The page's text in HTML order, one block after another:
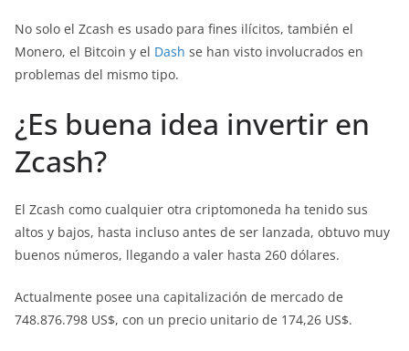
No solo el Zcash es usado para fines ilícitos, también el
Monero, el Bitcoin y el Dash se han visto involucrados en
problemas del mismo tipo.
¿Es buena idea invertir en
Zcash?
El Zcash como cualquier otra criptomoneda ha tenido sus
altos y bajos, hasta incluso antes de ser lanzada, obtuvo muy
buenos números, llegando a valer hasta 260 dólares.
Actualmente posee una capitalización de mercado de
748.876.798 US$, con un precio unitario de 174,26 US$.